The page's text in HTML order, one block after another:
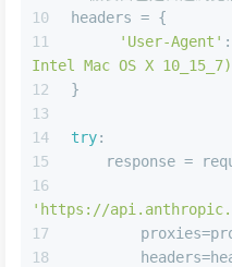
headers = {
'User-Agent'
Intel Mac OS X
}
try:
response =
'https://